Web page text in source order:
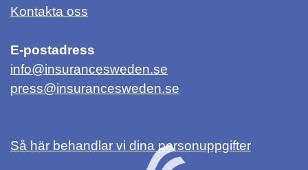
Kontakta oss
E-postadress
info@insurancesweden.se
press@insurancesweden.se
Så här behandlar vi dina personuppgifter